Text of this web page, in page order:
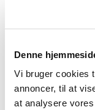
Denne
Vi bruger cookies
annoncer, til at
at analysere